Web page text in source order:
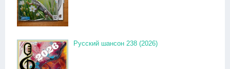
Русский шансон 238 (2026)